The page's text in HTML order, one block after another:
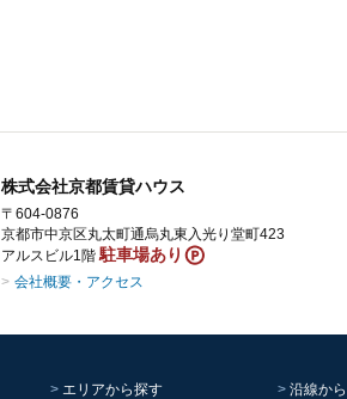
株式会社京都賃貸ハウス
〒604-0876
京都市中京区丸太町通烏丸東入光り堂町423
アルスビル1階 駐車場あり
会社概要・アクセス
エリアから探す
沿線か